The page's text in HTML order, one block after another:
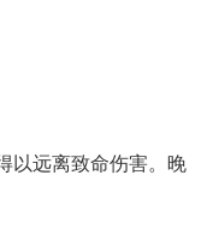
以远离致命伤害。晚